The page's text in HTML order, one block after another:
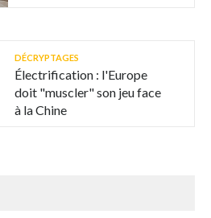
DÉCRYPTAGES
Électrification : l'Europe
doit "muscler" son jeu face
à la Chine